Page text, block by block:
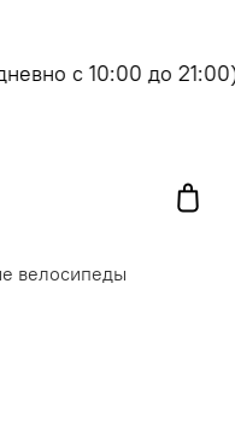
с 10:00 до 21:00)
велосипеды